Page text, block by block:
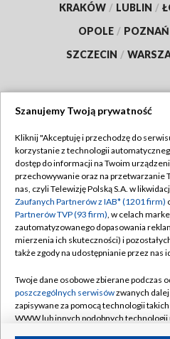
KRAKÓW / LUBLIN /
OPOLE / POZNAŃ
SZCZECIN /
Abonament TVP
Emisja w TVP
Centrum informacji TVP
Naziemna Telewizja Cyfrowa
Rada Programowa
System NOS
Informacje o nadawcy
Polityka
Moje
Szanujemy Twoją prywatność
Kliknij "Akceptuję i przechodzę do
korzystanie z technologii
dostęp do informacji na Twoim
przechowywanie oraz na przetwarzanie
nas, czyli Telewizję Polską S.A. w
Zaufanych Partnerów z IAB* (1201 firm)
Partnerów TVP (93 firm), w celach
zautomatyzowanego dopasowania
mierzenia ich skuteczności) i
także zgody na udostępnianie przez nas
Twoje dane osobowe zbierane podczas
poszczególnych serwisówzwanych
zapisywane za pomocą technologii
WWW lub innych podobnych